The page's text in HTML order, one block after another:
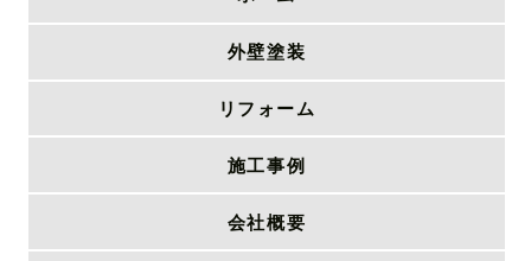
外壁塗装
リフォーム
施工事例
会社概要